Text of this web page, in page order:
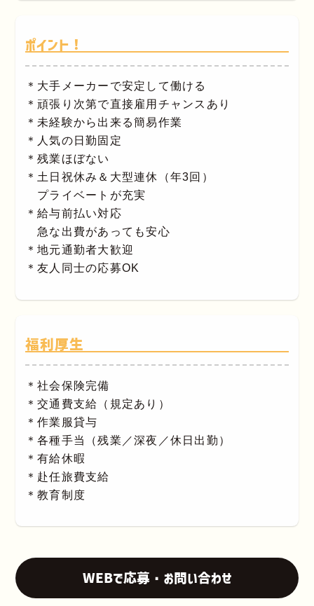
ポイント！
＊大手メーカーで安定して働ける
＊頑張り次第で直接雇用チャンスあり
＊未経験から出来る簡易作業
＊人気の日勤固定
＊残業ほぼない
＊土日祝休み＆大型連休（年3回）
プライベートが充実
＊給与前払い対応
急な出費があっても安心
＊地元通勤者大歓迎
＊友人同士の応募OK
福利厚生
＊社会保険完備
＊交通費支給（規定あり）
＊作業服貸与
＊各種手当（残業／深夜／休日出勤）
＊有給休暇
＊赴任旅費支給
＊教育制度
WEBで応募・お問い合わせ